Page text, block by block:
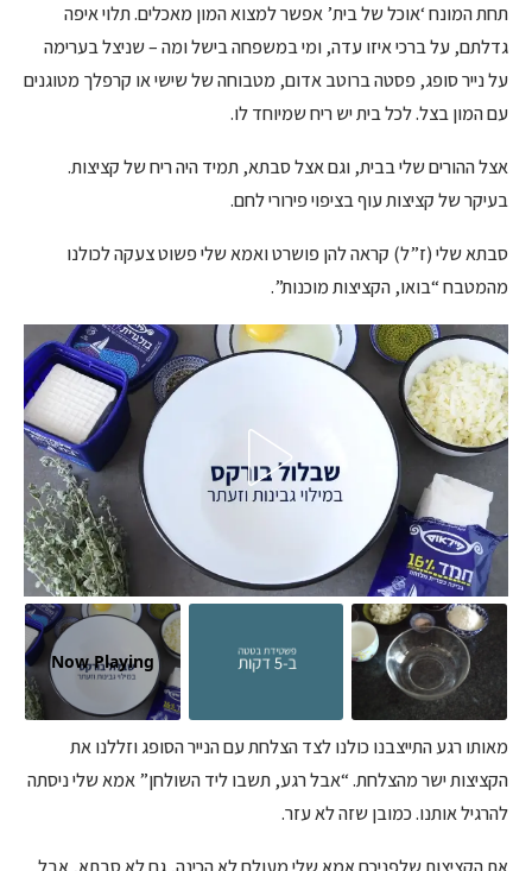
תחת המונח ‘אוכל של בית’ אפשר למצוא המון מאכלים. תלוי איפה
גדלתם, על ברכי איזו עדה, ומי במשפחה בישל ומה – שניצל בערימה
על נייר סופג, פסטה ברוטב אדום, מטבוחה של שישי או קרפלך מטוגנים
עם המון בצל. לכל בית יש ריח שמיוחד לו.
אצל ההורים שלי בבית, וגם אצל סבתא, תמיד היה ריח של קציצות.
בעיקר של קציצות עוף בציפוי פירורי לחם.
סבתא שלי (ז”ל) קראה להן פושרט ואמא שלי פשוט צעקה לכולנו
מהמטבח “בואו, הקציצות מוכנות”.
Now Playing
מאותו רגע התייצבנו כולנו לצד הצלחת עם הנייר הסופג וזללנו את
הקציצות ישר מהצלחת. “אבל רגע, תשבו ליד השולחן” אמא שלי ניסתה
להרגיל אותנו. כמובן שזה לא עזר.